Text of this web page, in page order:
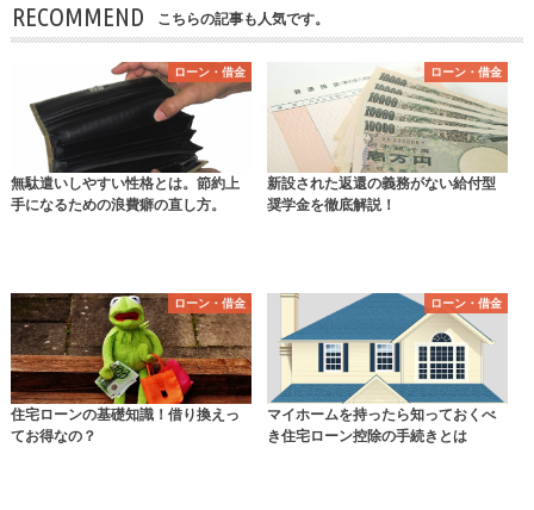
RECOMMEND こちらの記事も人気です。
ローン・借金
無駄遣いしやすい性格とは。節約上
手になるための浪費癖の直し方。
ローン・借金
新設された返還の義務がない給付型
奨学金を徹底解説！
ローン・借金
住宅ローンの基礎知識！借り換えっ
てお得なの？
ローン・借金
マイホームを持ったら知っておくべ
き住宅ローン控除の手続きとは